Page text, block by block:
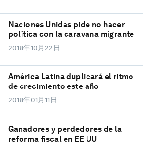
Naciones Unidas pide no hacer
política con la caravana migrante
2018年10月22日
América Latina duplicará el ritmo
de crecimiento este año
2018年01月11日
Ganadores y perdedores de la
reforma fiscal en EE UU